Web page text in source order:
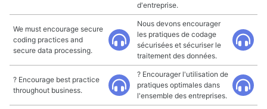
d'entreprise.
We must encourage secure
coding practices and
secure data processing.
Nous devons encourager
les pratiques de codage
sécurisées et sécuriser le
traitement des données.
? Encourage best practice
throughout business.
? Encourager l'utilisation de
pratiques optimales dans
l'ensemble des entreprises.